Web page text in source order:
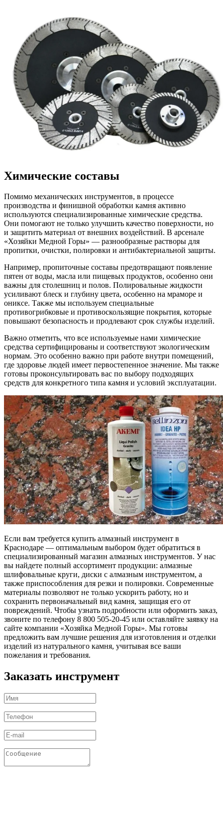
Химические составы
Помимо механических инструментов, в процессе
производства и финишной обработки камня активно
используются специализированные химические средства.
Они помогают не только улучшить качество поверхности, но
и защитить материал от внешних воздействий. В арсенале
«Хозяйки Медной Горы» — разнообразные растворы для
пропитки, очистки, полировки и антибактериальной защиты.
Например, пропиточные составы предотвращают появление
пятен от воды, масла или пищевых продуктов, особенно они
важны для столешниц и полов. Полировальные жидкости
усиливают блеск и глубину цвета, особенно на мраморе и
ониксе. Также мы используем специальные
противогрибковые и противоскользящие покрытия, которые
повышают безопасность и продлевают срок службы изделий.
Важно отметить, что все используемые нами химические
средства сертифицированы и соответствуют экологическим
нормам. Это особенно важно при работе внутри помещений,
где здоровье людей имеет первостепенное значение. Мы также
готовы проконсультировать вас по выбору подходящих
средств для конкретного типа камня и условий эксплуатации.
Если вам требуется купить алмазный инструмент в
Краснодаре — оптимальным выбором будет обратиться в
специализированный магазин алмазных инструментов. У нас
вы найдете полный ассортимент продукции: алмазные
шлифовальные круги, диски с алмазным инструментом, а
также приспособления для резки и полировки. Современные
материалы позволяют не только ускорить работу, но и
сохранить первоначальный вид камня, защищая его от
повреждений. Чтобы узнать подробности или оформить заказ,
звоните по телефону 8 800 505-20-45 или оставляйте заявку на
сайте компании «Хозяйка Медной Горы». Мы готовы
предложить вам лучшие решения для изготовления и отделки
изделий из натурального камня, учитывая все ваши
пожелания и требования.
Заказать инструмент